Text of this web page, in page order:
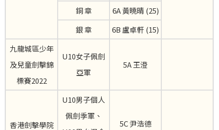
銅 章
6A 黃曉晴 (25)
銀 章
6B 盧卓軒 (15)
九龍城區少年
及兒童劍擊錦
標賽2022
U10女子佩劍
亞軍
5A 王澄
香港劍擊學院
U10男子個人
佩劍季軍、
5C 尹浩德